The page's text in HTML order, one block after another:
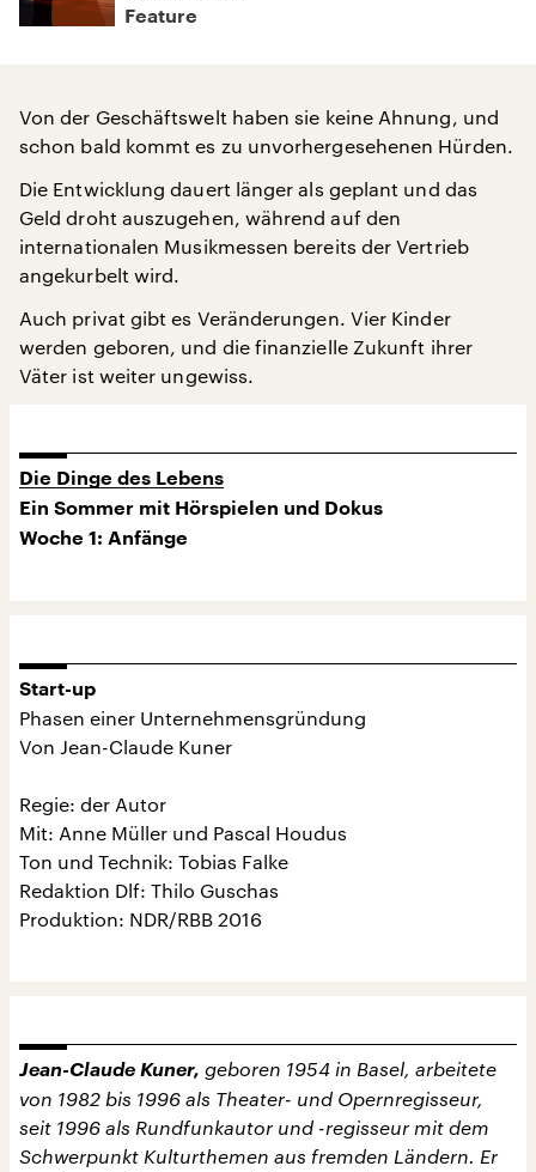
Feature
Von der Geschäftswelt haben sie keine Ahnung, und
schon bald kommt es zu unvorhergesehenen Hürden.
Die Entwicklung dauert länger als geplant und das
Geld droht auszugehen, während auf den
internationalen Musikmessen bereits der Vertrieb
angekurbelt wird.
Auch privat gibt es Veränderungen. Vier Kinder
werden geboren, und die finanzielle Zukunft ihrer
Väter ist weiter ungewiss.
Die Dinge des Lebens
Ein Sommer mit Hörspielen und Dokus
Woche 1: Anfänge
Start-up
Phasen einer Unternehmensgründung
Von Jean-Claude Kuner
Regie: der Autor
Mit: Anne Müller und Pascal Houdus
Ton und Technik: Tobias Falke
Redaktion Dlf: Thilo Guschas
Produktion: NDR/RBB 2016
Jean-Claude Kuner, geboren 1954 in Basel, arbeitete
von 1982 bis 1996 als Theater- und Opernregisseur,
seit 1996 als Rundfunkautor und -regisseur mit dem
Schwerpunkt Kulturthemen aus fremden Ländern. Er